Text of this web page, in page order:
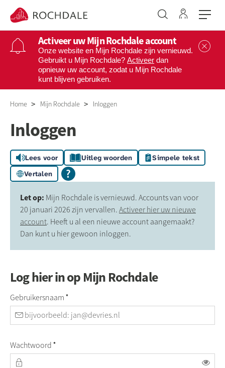
Naar hoofdinhoud
Naar hoofdnavigatiemenu
Naar zoeken
Naar de homepage Ga naar
Activeer uw Mijn Rochdale account
Onze website en Mijn Rochdale zijn vernieuwd.
Gebruikt u Mijn Rochdale? Activeer dan
opnieuw uw account, zodat u Mijn Rochdale
kunt blijven gebruiken.
Home Mijn Rochdale Inloggen
Inloggen
Lees voor Uitleg woorden
Simpele tekst
Vertalen
Let op: Mijn Rochdale is vernieuwd. Accounts van voor
20 januari 2026 zijn vervallen. Activeer hier uw nieuwe
account. Heeft u al een nieuwe account aangemaakt?
Dan kunt u hier gewoon inloggen.
Log hier in op Mijn Rochdale
Gebruikersnaam *
Wachtwoord *